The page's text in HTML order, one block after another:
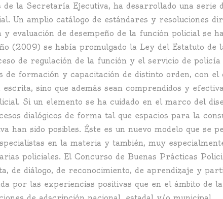
de la Secretaría Ejecutiva, ha desarrollado una serie
Un amplio catálogo de estándares y resoluciones
y evaluación de desempeño de la función policial se
(2009) se había promulgado la Ley del Estatuto de
de regulación de la función y el servicio de policía
de formación y capacitación de distinto orden, con el
sino que además sean comprendidos y
Si un elemento se ha cuidado en el marco del
dialógicos de forma tal que espacios para la
han sido posibles. Éste es un nuevo modelo que se
en la materia y también, muy
policiales. El Concurso de Buenas Prácticas
de diálogo, de reconocimiento, de aprendizaje y
por las experiencias positivas que en el ámbito de